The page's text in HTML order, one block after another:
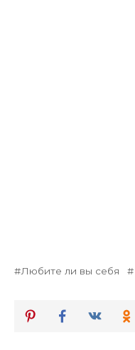
Любите ли вы себя